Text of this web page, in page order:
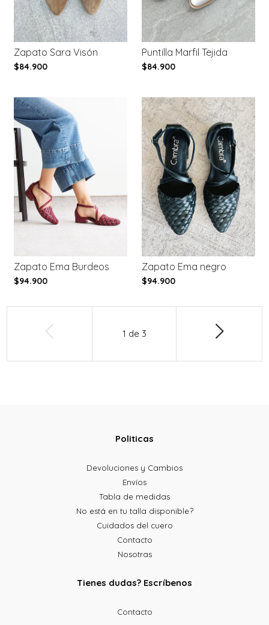
Zapato Sara Visón
$84.900
Puntilla Marfil Tejida
$84.900
Zapato Ema Burdeos
$94.900
Zapato Ema negro
$94.900
1 de 3
Politicas
Devoluciones y Cambios
Envíos
Tabla de medidas
No está en tu talla disponible?
Cuidados del cuero
Contacto
Nosotras
Tienes dudas? Escríbenos
Contacto